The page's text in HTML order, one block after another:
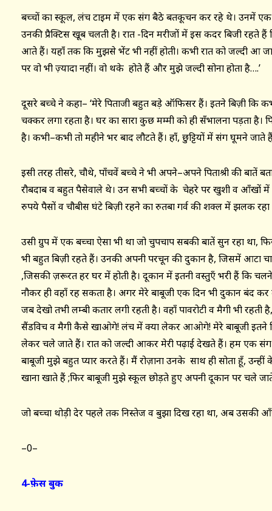
बच्चों का स्कूल, लंच टाइम में एक संग बैठे बतकूचन कर रहे थे। उनमें एक
उनकी प्रैक्टिस खूब चलती है। रात -दिन मरीजों में इस कदर बिजी
आते हैं। यहाँ तक कि मुझसे भेंट भी नहीं होती। कभी रात को जल्दी आ
पर वो भी ज़्यादा नहीं। वो थके होते हैं और मुझे जल्दी सोना होता है….’
दूसरे बच्चे ने कहा– ‘मेरे पिताजी बहुत बड़े ऑफिसर हैं। इतने बिज़ी कि
चक्कर लगा रहता है। घर का सारा कुछ मम्मी को ही सँभालना पड़ता है।
है। कभी–कभी तो महीने भर बाद लौटते हैं। हाँ, छुट्टियों में संग घूमने जाते
इसी तरह तीसरे, चौथे, पाँचवें बच्चे ने भी अपने–अपने पिताश्री की बातें
रौबदाब व बहुत पैसेवाले थे। उन सभी बच्चों के चेहरे पर खुशी व आँखों में
रुपये पैसों व चौबीस घंटे बिज़ी रहने का रुतबा गर्व की शक्ल में झलक रहा
उसी ग्रुप में एक बच्चा ऐसा भी था जो चुपचाप सबकी बातें सुन रहा था,
भी बहुत बिज़ी रहते हैं। उनकी अपनी परचून की दुकान है, जिसमें आटा
,जिसकी ज़रूरत हर घर में होती है। दूकान में इतनी वस्तुएँ भरी हैं कि
नौकर ही वहाँ रह सकता है। अगर मेरे बाबूजी एक दिन भी दुकान बंद
जब देखो तभी लम्बी कतार लगी रहती है। वहाँ पावरोटी व मैगी भी
सैंडविच व मैगी कैसे खाओगे! लंच में क्या लेकर आओगे! मेरे बाबूजी इतने
लेकर चले जाते हैं। रात को जल्दी आकर मेरी पढ़ाई देखते हैं। हम एक संग
बाबूजी मुझे बहुत प्यार करते हैं। मैं रोज़ाना उनके साथ ही सोता हूँ,
खाना खाते हैं ;फिर बाबूजी मुझे स्कूल छोड़ते हुए अपनी दूकान पर चले
जो बच्चा थोड़ी देर पहले तक निस्तेज व बुझा दिख रहा था, अब उसकी
–0–
4-फ़ेस बुक